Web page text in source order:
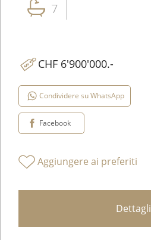
7
CHF 6'900'000.-
Condividere su WhatsApp
Facebook
Aggiungere ai preferiti
Dettagli